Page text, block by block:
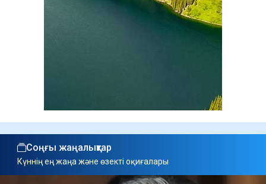
Соңғы жаңалықтар
Күннің ең жаңа және өзекті оқиғалары